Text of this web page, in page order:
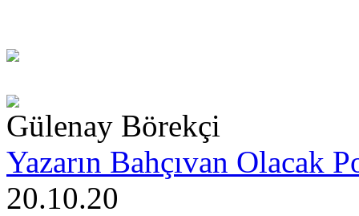
Gülenay Börekçi
Yazarın Bahçıvan Olacak
20.10.20